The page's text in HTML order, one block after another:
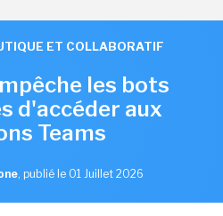
ET COLLABORATIF
les bots
d'accéder aux
Teams
, publié le 01 Juillet 2026